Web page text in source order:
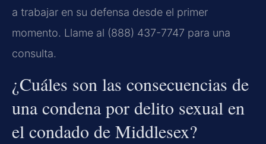
a trabajar en su defensa desde el primer
momento. Llame al (888) 437-7747 para una
consulta.
¿Cuáles son las consecuencias de
una condena por delito sexual en
el condado de Middlesex?